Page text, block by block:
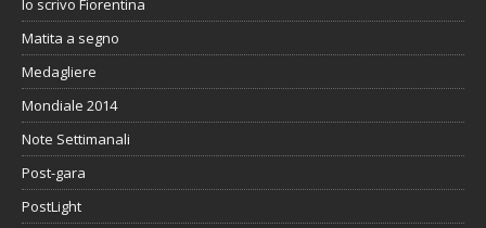
Io scrivo Fiorentina
Matita a segno
Medagliere
Mondiale 2014
Note Settimanali
Post-gara
PostLight